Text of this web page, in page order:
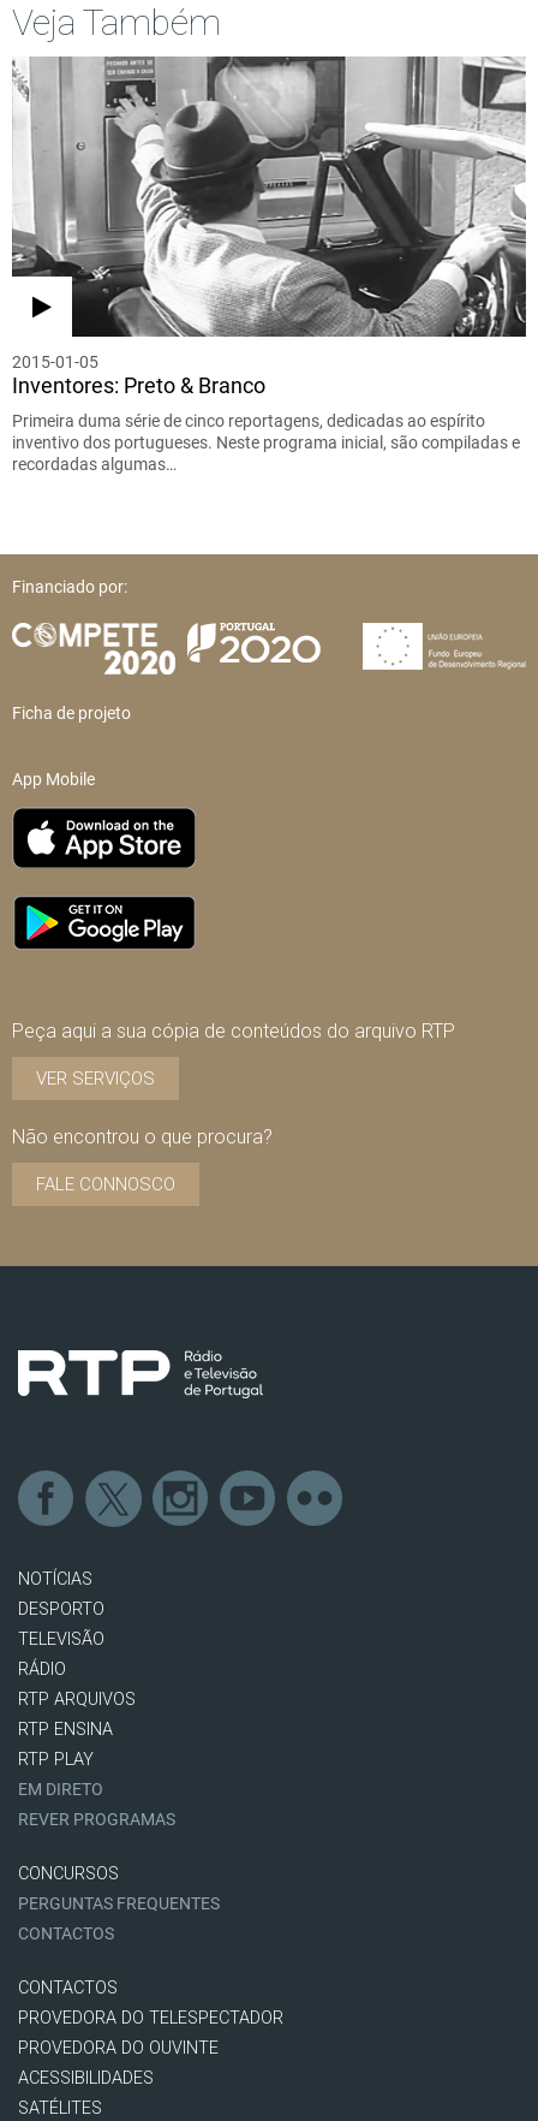
Veja Também
2015-01-05
Inventores: Preto & Branco
Primeira duma série de cinco reportagens, dedicadas ao espírito
inventivo dos portugueses. Neste programa inicial, são compiladas e
recordadas algumas…
Financiado por:
Ficha de projeto
App Mobile
Peça aqui a sua cópia de conteúdos do arquivo RTP
VER SERVIÇOS
Não encontrou o que procura?
FALE CONNOSCO
NOTÍCIAS
DESPORTO
TELEVISÃO
RÁDIO
RTP ARQUIVOS
RTP ENSINA
RTP PLAY
EM DIRETO
REVER PROGRAMAS
CONCURSOS
PERGUNTAS FREQUENTES
CONTACTOS
CONTACTOS
PROVEDORA DO TELESPECTADOR
PROVEDORA DO OUVINTE
ACESSIBILIDADES
SATÉLITES